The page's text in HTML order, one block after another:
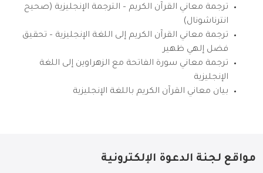
ترجمة معاني القرآن الكريم – الترجمة الإنجليزية (صحيح
انترناشونال)
ترجمة معاني القرآن الكريم إلى اللغة الإنجليزية – تحقيق
فضل إلهي ظهير
ترجمة معاني سورة الفاتحة مع الزهراوين إلى اللغة
الإنجليزية
بيان معاني القرآن الكريم باللغة الإنجليزية
مواقع لجنة الدعوة الإلكترونية